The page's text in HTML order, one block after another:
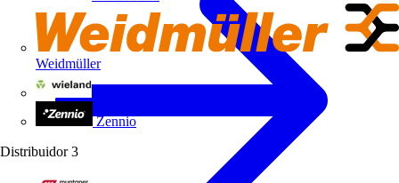
Weidmüller
Zennio
Distribuidor 3